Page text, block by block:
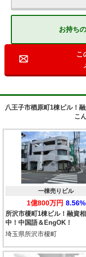
お持ち
こ
八王子市楢原町1棟ビル！
こ
所沢市榎町1棟ビル！融資
中！中国語＆EngOK！
一棟売りビル
1億800万円 8.56%
埼玉県所沢市榎町